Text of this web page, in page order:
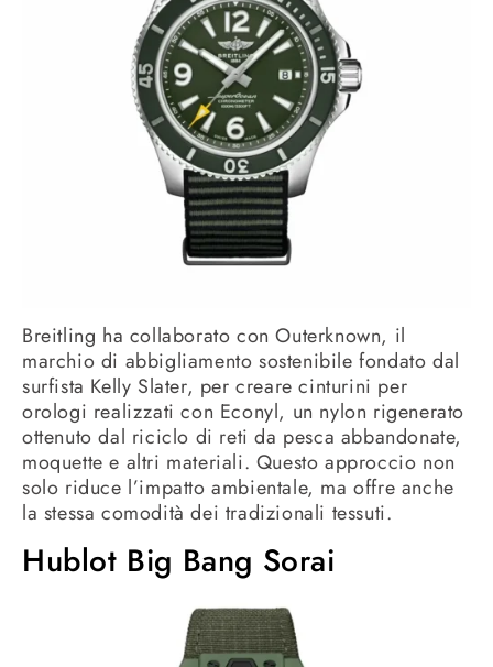
Breitling ha collaborato con Outerknown, il
marchio di abbigliamento sostenibile fondato dal
surfista Kelly Slater, per creare cinturini per
orologi realizzati con Econyl, un nylon rigenerato
ottenuto dal riciclo di reti da pesca abbandonate,
moquette e altri materiali. Questo approccio non
solo riduce l’impatto ambientale, ma offre anche
la stessa comodità dei tradizionali tessuti.
Hublot Big Bang Sorai